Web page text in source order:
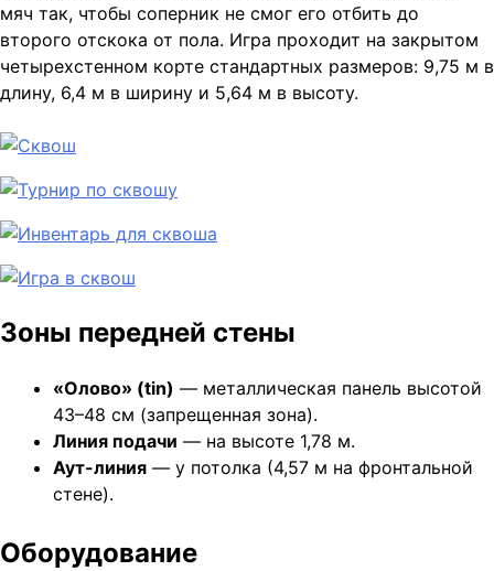
мяч так, чтобы соперник не смог его отбить до
второго отскока от пола. Игра проходит на закрытом
четырехстенном корте стандартных размеров: 9,75 м в
длину, 6,4 м в ширину и 5,64 м в высоту.
Зоны передней стены
«Олово» (tin) — металлическая панель высотой
43–48 см (запрещенная зона).
Линия подачи — на высоте 1,78 м.
Аут-линия — у потолка (4,57 м на фронтальной
стене).
Оборудование